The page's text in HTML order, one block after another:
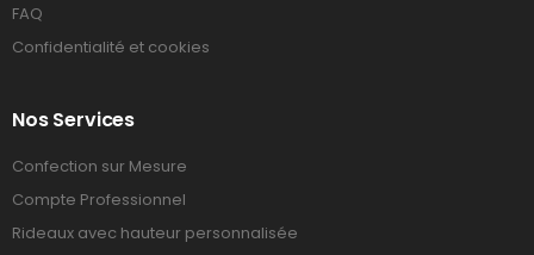
FAQ
Confidentialité et cookies
Nos Services
Confection sur Mesure
Compte Professionnel
Rideaux avec hauteur personnalisée